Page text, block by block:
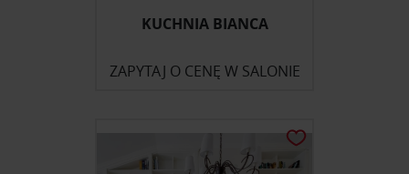
KUCHNIA BIANCA
ZAPYTAJ O CENĘ W SALONIE